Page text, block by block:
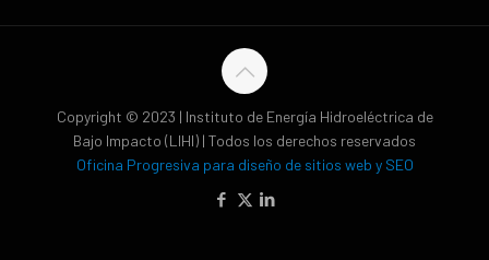
Copyright © 2023 | Instituto de Energía Hidroeléctrica de
Bajo Impacto (LIHI) | Todos los derechos reservados
Oficina Progresiva para diseño de sitios web y SEO